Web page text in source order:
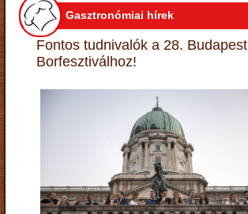
Gasztronómiai hírek
Fontos tudnivalók a 28. Budapest
Borfesztiválhoz!